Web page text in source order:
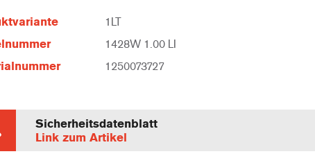
1LT
1428W 1.00 LI
1250073727
Sicherheitsdatenblatt
Link zum Artikel